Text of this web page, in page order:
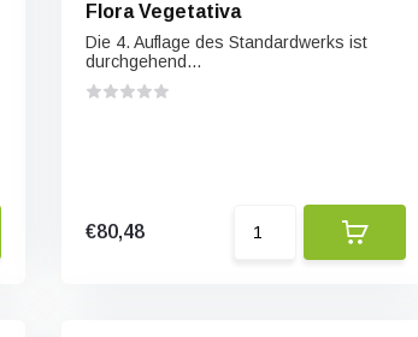
Flora Vegetativa
Die 4. Auflage des Standardwerks ist
durchgehend...
€80,48